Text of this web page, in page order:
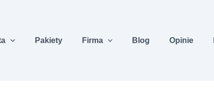
Pakiety Firma Blog Opinie